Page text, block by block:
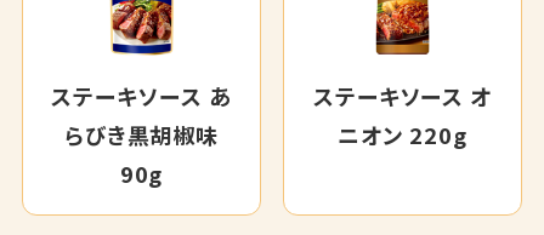
ステーキソース あ
らびき黒胡椒味
90g
ステーキソース オ
ニオン 220g